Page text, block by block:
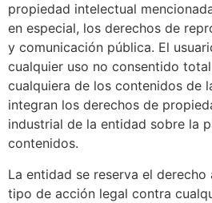
propiedad intelectual
en especial, los derechos de
y comunicación pública. El
cualquier uso no consentido
cualquiera de los contenidos de
integran los derechos de
industrial de la entidad sobre la
contenidos.
La entidad se reserva el
tipo de acción legal contra